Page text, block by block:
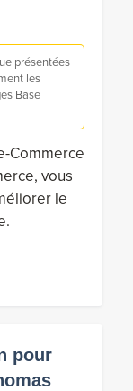
présentées
les
Base
Commerce
vous
le
pour